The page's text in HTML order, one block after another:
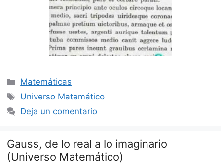
Categorías
Matemáticas
Etiquetas
Universo Matemático
Deja un comentario
Gauss, de lo real a lo imaginario
(Universo Matemático)